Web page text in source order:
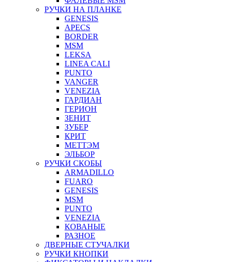
РУЧКИ НА ПЛАНКЕ
GENESIS
APECS
BORDER
MSM
LEKSA
LINEA CALI
PUNTO
VANGER
VENEZIA
ГАРДИАН
ГЕРИОН
ЗЕНИТ
ЗУБЕР
КРИТ
МЕТТЭМ
ЭЛЬБОР
РУЧКИ СКОБЫ
ARMADILLO
FUARO
GENESIS
MSM
PUNTO
VENEZIA
КОВАНЫЕ
РАЗНОЕ
ДВЕРНЫЕ СТУЧАЛКИ
РУЧКИ КНОПКИ